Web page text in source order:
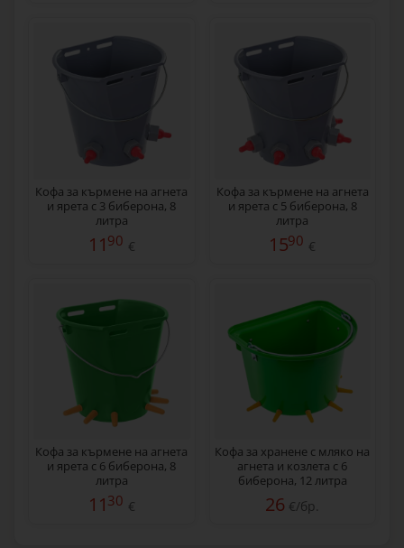
Кофа за кърмене на агнета
и ярета с 3 биберона, 8
литра
11 90 €
Кофа за кърмене на агнета
и ярета с 5 биберона, 8
литра
1590 €
Кофа за кърмене на агнета
и ярета с 6 биберона, 8
литра
11 30 €
Кофа за хранене с мляко на
агнета и козлета с 6
биберона, 12 литра
26 €/бр.